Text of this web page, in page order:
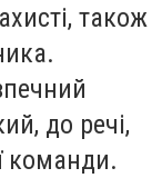
також
до речі,
команди.